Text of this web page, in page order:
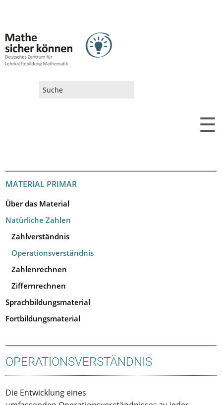
☰
MATERIAL PRIMAR
Über das Material
Natürliche Zahlen
Zahlverständnis
Operationsverständnis
Zahlenrechnen
Ziffernrechnen
Sprachbildungsmaterial
Fortbildungsmaterial
OPERATIONSVERSTÄNDNIS
Die Entwicklung eines